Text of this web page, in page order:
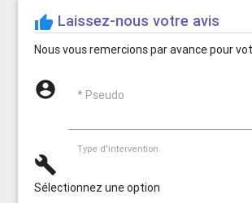
thumb_up Laissez-nous votre avis
Nous vous remercions par avance pour
account_circle * Pseudo
build
Type d'intervention